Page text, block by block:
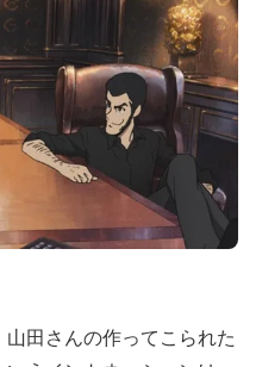
山田さんの作ってこられた